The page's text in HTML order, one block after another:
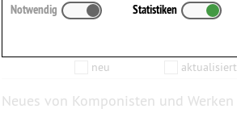
aktualisiert wurden…
Anzeigen
neu
aktualisiert
Neues von Komponisten und Werken
Notwendig Statistiken